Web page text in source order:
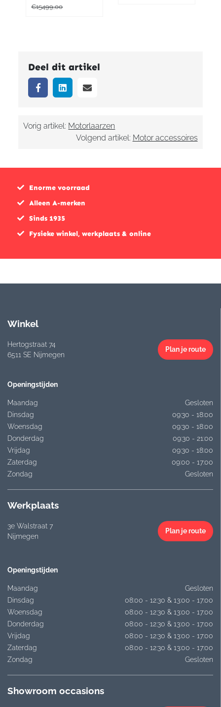
€15499,00
Deel dit artikel
Vorig artikel: Motorlaarzen
Volgend artikel: Motor accessoires
Enorme voorraad
Alleen A-merken
Sinds 1935
Fysieke winkel, werkplaats & online
Winkel
Hertogstraat 74
6511 SE Nijmegen
Plan je route
Openingstijden
Maandag
Gesloten
Dinsdag
09:30 - 18:00
Woensdag
09:30 - 18:00
Donderdag
09:30 - 21:00
Vrijdag
09:30 - 18:00
Zaterdag
09:00 - 17:00
Zondag
Gesloten
Werkplaats
3e Walstraat 7
Nijmegen
Plan je route
Openingstijden
Maandag
Gesloten
Dinsdag
08:00 - 12:30 & 13:00 - 17:00
Woensdag
08:00 - 12:30 & 13:00 - 17:00
Donderdag
08:00 - 12:30 & 13:00 - 17:00
Vrijdag
08:00 - 12:30 & 13:00 - 17:00
Zaterdag
08:00 - 12:30 & 13:00 - 17:00
Zondag
Gesloten
Showroom occasions